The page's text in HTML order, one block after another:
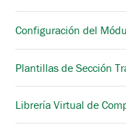
Configuración del
Plantillas de Sección
Librería Virtual de